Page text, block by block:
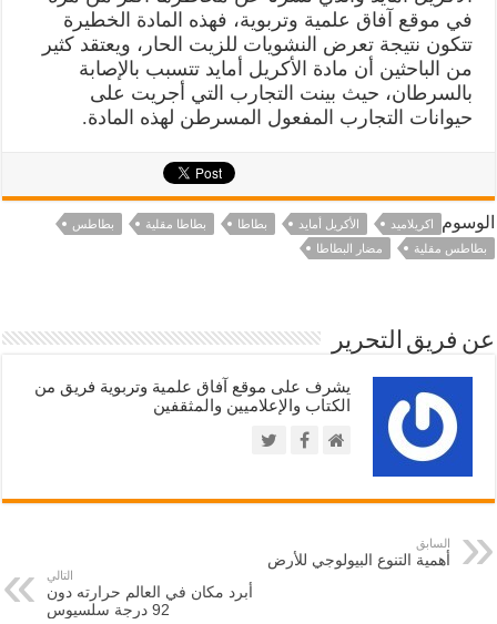
في موقع آفاق علمية وتربوية، فهذه المادة الخطيرة
تتكون نتيجة تعرض النشويات للزيت الحار، ويعتقد كثير
من الباحثين أن مادة الأكريل أمايد تتسبب بالإصابة
بالسرطان، حيث بينت التجارب التي أجريت على
حيوانات التجارب المفعول المسرطن لهذه المادة.
الوسوم اكريلاميد الأكريل أمايد بطاطا بطاطا مقلية
بطاطس
بطاطس مقلية
مضار البطاطا
عن فريق التحرير
يشرف على موقع آفاق علمية وتربوية فريق من
الكتاب والإعلاميين والمثقفين
السابق
أهمية التنوع البيولوجي للأرض
التالي
أبرد مكان في العالم حرارته دون
92 درجة سلسيوس